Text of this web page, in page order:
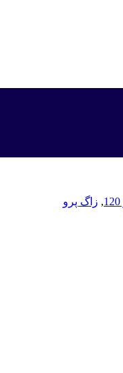
, زاگ پرو